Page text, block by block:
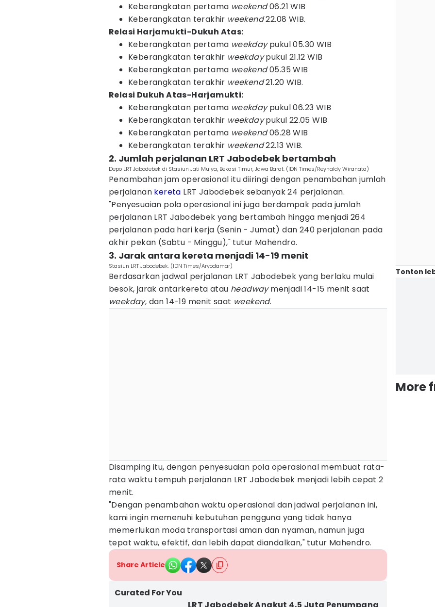
Keberangkatan pertama weekend06.21 WIB
Keberangkatan terakhir weekend22.08 WIB.
Relasi Harjamukti-Dukuh Atas:
Keberangkatan pertama weekdaypukul 05.30 WIB
Keberangkatan terakhir weekdaypukul 21.12 WIB
Keberangkatan pertama weekend05.35 WIB
Keberangkatan terakhir weekend21.20 WIB.
Relasi Dukuh Atas-Harjamukti:
Keberangkatan pertama weekdaypukul 06.23 WIB
Keberangkatan terakhir weekdaypukul 22.05 WIB
Keberangkatan pertama weekend06.28 WIB
Keberangkatan terakhir weekend22.13 WIB.
2. Jumlah perjalanan LRT Jabodebek bertambah
Depo LRT Jabodebek di Stasiun Jati Mulya, Bekasi Timur, Jawa Barat. (IDN Times/Reynaldy Wiranata)
Penambahan jam operasional itu diiringi dengan penambahan jumlah
perjalanan kereta LRT Jabodebek sebanyak 24 perjalanan.
"Penyesuaian pola operasional ini juga berdampak pada jumlah
perjalanan LRT Jabodebek yang bertambah hingga menjadi 264
perjalanan pada hari kerja (Senin - Jumat) dan 240 perjalanan pada
akhir pekan (Sabtu - Minggu)," tutur Mahendro.
3. Jarak antara kereta menjadi 14-19 menit
Stasiun LRT Jabodebek. (IDN Times/Aryodamar)
Berdasarkan jadwal perjalanan LRT Jabodebek yang berlaku mulai
besok, jarak antarkereta atau headwaymenjadi 14-15 menit saat
weekday, dan 14-19 menit saat weekend.
Disamping itu, dengan penyesuaian pola operasional membuat rata-
rata waktu tempuh perjalanan LRT Jabodebek menjadi lebih cepat 2
menit.
"Dengan penambahan waktu operasional dan jadwal perjalanan ini,
kami ingin memenuhi kebutuhan pengguna yang tidak hanya
memerlukan moda transportasi aman dan nyaman, namun juga
tepat waktu, efektif, dan lebih dapat diandalkan," tutur Mahendro.
Share Article
Curated For You
Tonton
More